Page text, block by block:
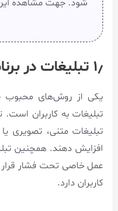
شود. جهت مشاهده
۱٫ تبلیغات در برنامه‌ها
یکی از روش‌های محبوب
تبلیغات به کاربران
تبلیغات متنی، تصویری یا
افزایش دهند. همچنین
عمل خاصی تحت فشار
کاربران دارد.